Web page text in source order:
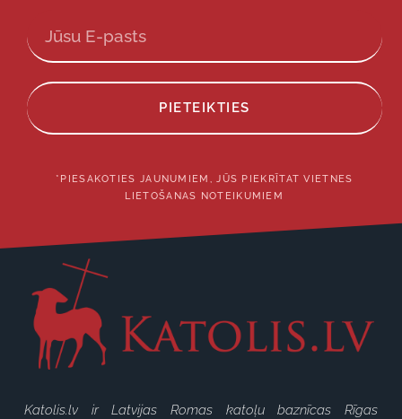
PIETEIKTIES
*PIESAKOTIES JAUNUMIEM, JŪS PIEKRĪTAT VIETNES
LIETOŠANAS NOTEIKUMIEM
Katolis.lv ir Latvijas Romas katoļu baznīcas Rīgas